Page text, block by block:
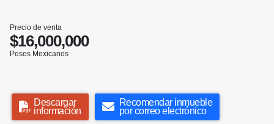
Precio de venta
$16,000,000
Pesos Mexicanos
Descargar
información
Recomendar inmueble
por correo electrónico